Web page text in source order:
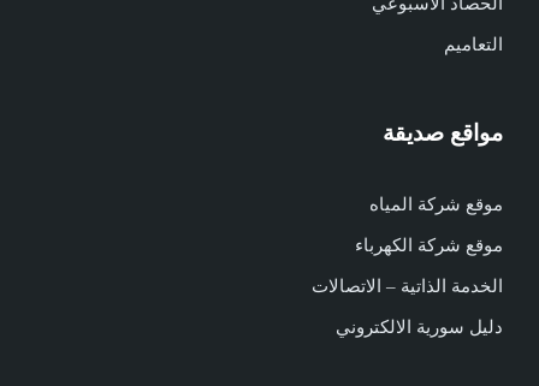
الحصاد الأسبوعي
التعاميم
مواقع صديقة
موقع شركة المياه
موقع شركة الكهرباء
الخدمة الذاتية – الاتصالات
دليل سورية الالكتروني